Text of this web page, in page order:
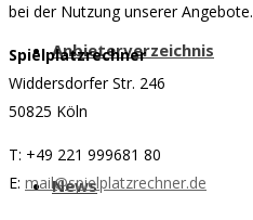
Anbieterverzeichnis
News
bei der Nutzung unserer Angebote.
Spielplatzrechner
Widdersdorfer Str. 246
50825 Köln
T: +49 221 999681 80
E: mail@spielplatzrechner.de